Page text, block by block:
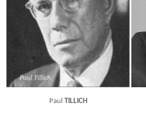
Paul TILLICH